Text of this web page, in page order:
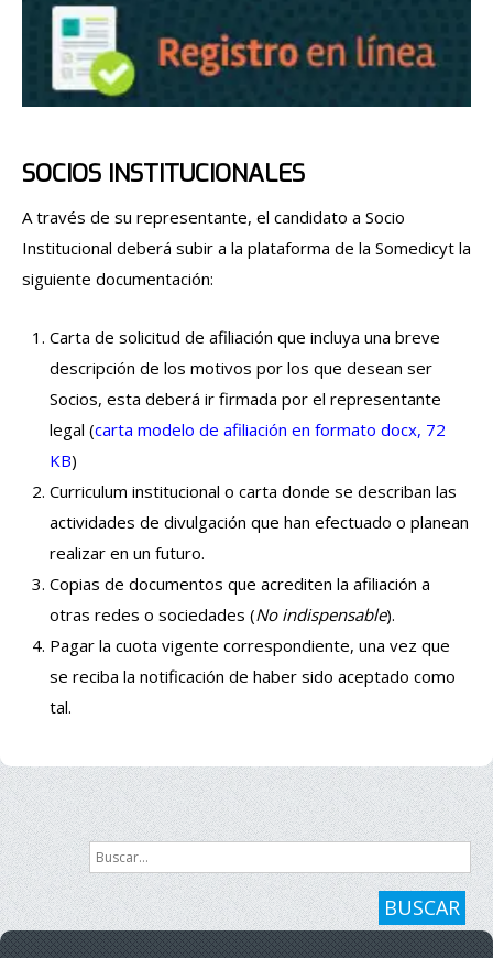
SOCIOS INSTITUCIONALES
A través de su representante, el candidato a Socio
Institucional deberá subir a la plataforma de la Somedicyt la
siguiente documentación:
Carta de solicitud de afiliación que incluya una breve
descripción de los motivos por los que desean ser
Socios, esta deberá ir firmada por el representante
legal (carta modelo de afiliación en formato docx, 72
KB)
Curriculum institucional o carta donde se describan las
actividades de divulgación que han efectuado o planean
realizar en un futuro.
Copias de documentos que acrediten la afiliación a
otras redes o sociedades (No indispensable).
Pagar la cuota vigente correspondiente, una vez que
se reciba la notificación de haber sido aceptado como
tal.
Buscar...
BUSCAR